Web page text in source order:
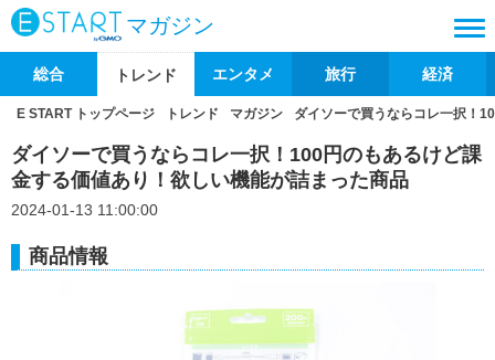
マガジン
総合 トレンド エンタメ 旅行 経済
E START トップページ トレンド マガジン ダイソーで買うならコレ一択！
ダイソーで買うならコレ一択！100円のもあるけど課
金する価値あり！欲しい機能が詰まった商品
2024-01-13 11:00:00
商品情報